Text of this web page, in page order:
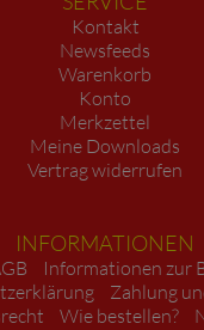
Kontakt
Newsfeeds
Warenkorb
Konto
Merkzettel
Meine Downloads
Vertrag widerrufen
INFORMATIONEN
Informationen zur
Zahlung
Wie bestellen?